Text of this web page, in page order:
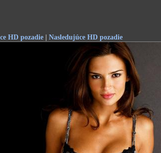
HD pozadie | Nasledujúce HD pozadie